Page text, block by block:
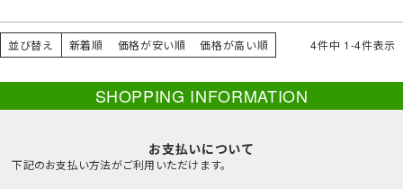
が疲れにくい手袋です
並び替え 新着順 価格が安い順 価格が高い順 4件中 1-4件表示
SHOPPING INFORMATION
お支払いについて
下記のお支払い方法がご利用いただけます。